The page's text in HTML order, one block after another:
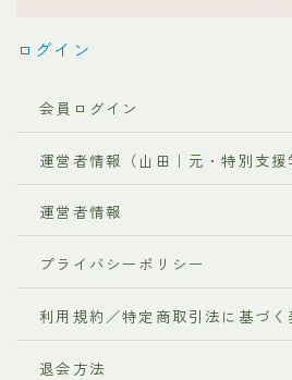
ログイン
会員ログイン
運営者情報（山田｜元・特別支援
運営者情報
プライバシーポリシー
利用規約／特定商取引法に基づ
退会方法